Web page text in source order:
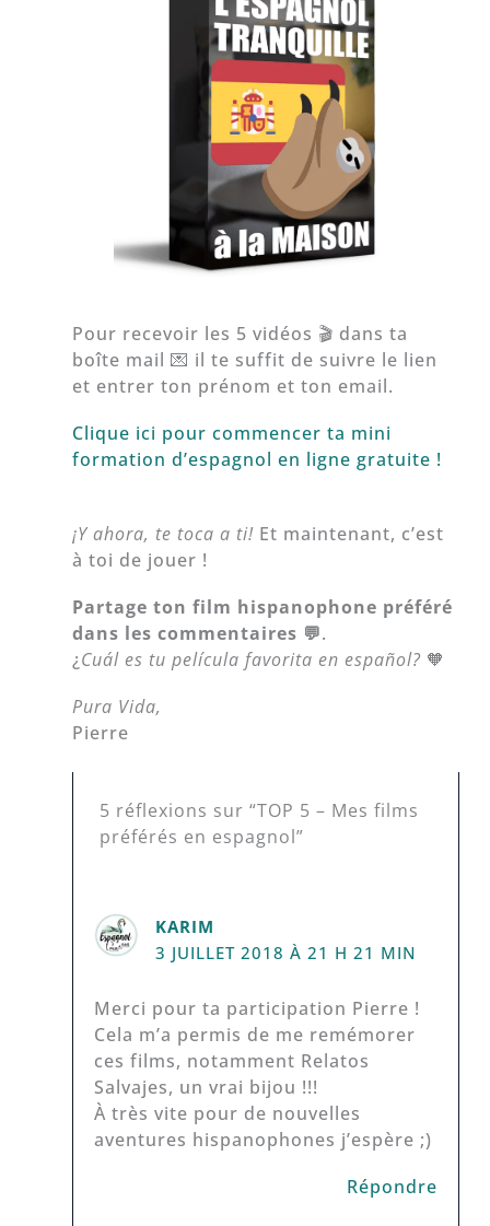
Pour recevoir les 5 vidéos 🎬 dans ta
boîte mail 💌 il te suffit de suivre le lien
et entrer ton prénom et ton email.
Clique ici pour commencer ta mini
formation d’espagnol en ligne gratuite !
¡Y ahora, te toca a ti! Et maintenant, c’est
à toi de jouer !
Partage ton film hispanophone préféré
dans les commentaires 💬.
¿Cuál es tu película favorita en español? 🧡
Pura Vida,
Pierre
5 réflexions sur “TOP 5 – Mes films
préférés en espagnol”
KARIM
3 JUILLET 2018 À 21 H 21 MIN
Merci pour ta participation Pierre !
Cela m’a permis de me remémorer
ces films, notamment Relatos
Salvajes, un vrai bijou !!!
À très vite pour de nouvelles
aventures hispanophones j’espère ;)
Répondre